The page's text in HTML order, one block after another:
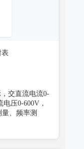
交直流电流0-
压0-600V，
、频率测